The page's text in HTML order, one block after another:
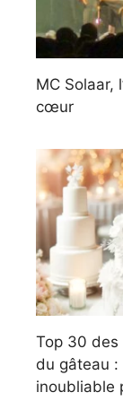
MC Solaar,
cœur
Top 30 des
du gâteau
inoubliable